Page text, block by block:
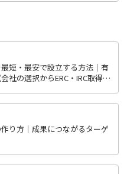
短・最安で設立する方法｜有
社の選択からERC・IRC取得ま
り方｜成果につながるターゲ